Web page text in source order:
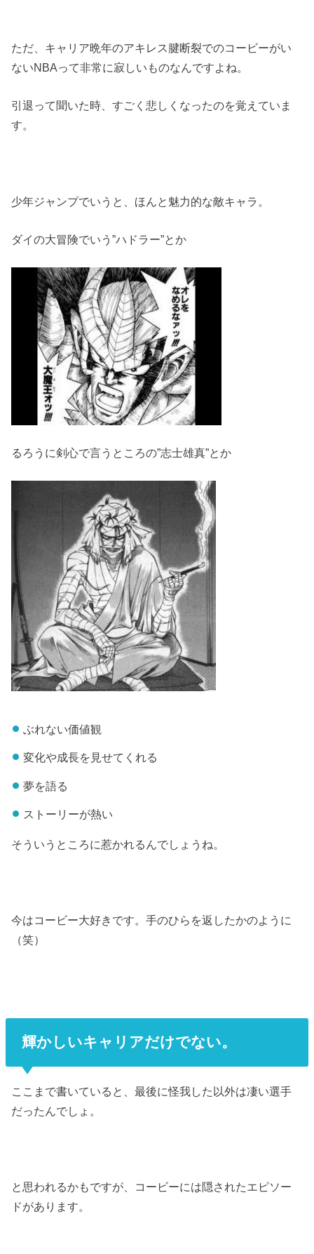
ただ、キャリア晩年のアキレス腱断裂でのコービーがい
ないNBAって非常に寂しいものなんですよね。
引退って聞いた時、すごく悲しくなったのを覚えていま
す。
少年ジャンプでいうと、ほんと魅力的な敵キャラ。
ダイの大冒険でいう”ハドラー”とか
るろうに剣心で言うところの”志士雄真”とか
ぶれない価値観
変化や成長を見せてくれる
夢を語る
ストーリーが熱い
そういうところに惹かれるんでしょうね。
今はコービー大好きです。手のひらを返したかのように
（笑）
輝かしいキャリアだけでない。
ここまで書いていると、最後に怪我した以外は凄い選手
だったんでしょ。
と思われるかもですが、コービーには隠されたエピソー
ドがあります。